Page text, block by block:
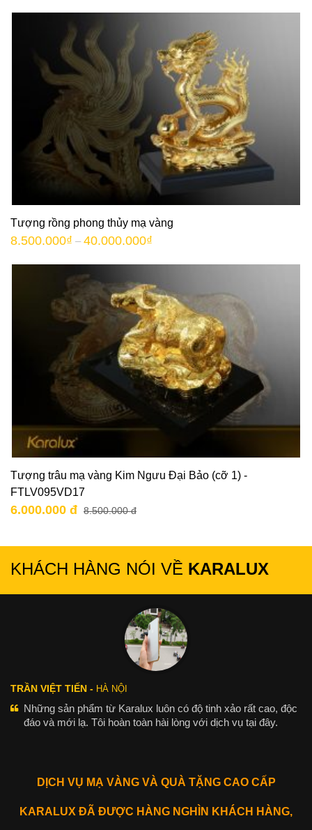
Tượng rồng phong thủy mạ vàng
8.500.000₫ – 40.000.000₫
Tượng trâu mạ vàng Kim Ngưu Đại Bảo (cỡ 1) -
FTLV095VD17
6.000.000 đ 8.500.000 đ
KHÁCH HÀNG NÓI VỀ KARALUX
TRẦN VIỆT TIẾN - HÀ NỘI
Những sản phẩm từ Karalux luôn có độ tinh xảo rất cao, độc
đáo và mới lạ. Tôi hoàn toàn hài lòng với dịch vụ tại đây.
DỊCH VỤ MẠ VÀNG VÀ QUÀ TẶNG CAO CẤP
KARALUX ĐÃ ĐƯỢC HÀNG NGHÌN KHÁCH HÀNG,